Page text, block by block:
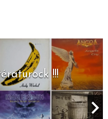
Days To Rock !!!